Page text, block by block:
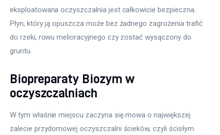
eksploatowana oczyszczalnia jest całkowicie bezpieczna.
Płyn, który ją opuszcza może bez żadnego zagrożenia trafić
do rzeki, rowu melioracyjnego czy zostać wysączony do
gruntu.
Biopreparaty Biozym w
oczyszczalniach
W tym właśnie miejscu zaczyna się mowa o największej
zalecie przydomowej oczyszczalni ścieków, czyli ścisłym